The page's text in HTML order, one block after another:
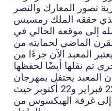
تصور المعارك والنصر
إلى موقعه الحالي في
الماضي لحمايته من
المعبد الآن جزءًا من
المعبد يحتفل بمهرجان
الصعود السنوي في 22 فبراير و22 أكتوبر حيث
إلى غرفة الهيكسوس من